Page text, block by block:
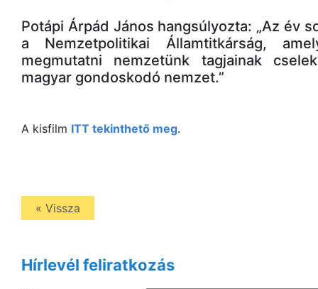
Potápi Árpád János hangsúlyozta: „Az év
a Nemzetpolitikai Államtitkárság,
megmutatni nemzetünk tagjainak
magyar gondoskodó nemzet.”
A kisfilm ITT tekinthető meg.
« Vissza
Hírlevél feliratkozás